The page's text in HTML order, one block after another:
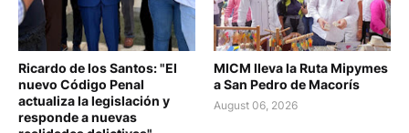
Ricardo de los Santos: "El
nuevo Código Penal
actualiza la legislación y
responde a nuevas
MICM lleva la Ruta Mipymes
a San Pedro de Macorís
August 06, 2026